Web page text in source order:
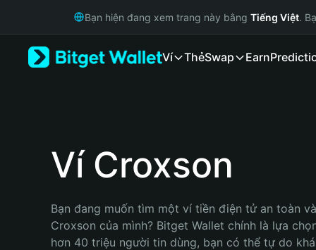
Русский
Bahasa Indonesia
Bạn hiện đang xem trang này bằng Tiếng Việt.
Ví ThẻSwap Earn
Ví Croxson
Bạn đang muốn tìm một ví tiền điện tử an toàn
Croxson của mình? Bitget Wallet chính là lựa
hơn 40 triệu người tin dùng, bạn có thể tự do